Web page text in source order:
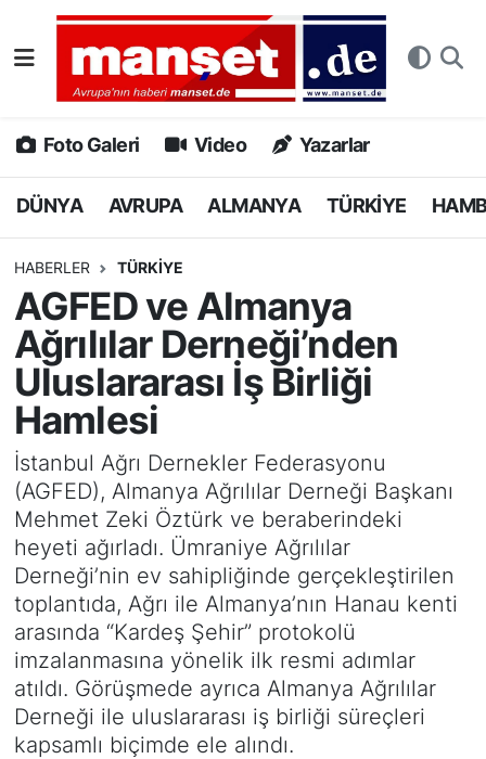
Foto Galeri Video Yazarlar
DÜNYA AVRUPA ALMANYA TÜRKİYE
HABERLER TÜRKİYE
AGFED ve Almanya
Ağrılılar Derneği’nden
Uluslararası İş Birliği
Hamlesi
İstanbul Ağrı Dernekler Federasyonu
(AGFED), Almanya Ağrılılar Derneği Başkanı
Mehmet Zeki Öztürk ve beraberindeki
heyeti ağırladı. Ümraniye Ağrılılar
Derneği’nin ev sahipliğinde gerçekleştirilen
toplantıda, Ağrı ile Almanya’nın Hanau kenti
arasında “Kardeş Şehir” protokolü
imzalanmasına yönelik ilk resmi adımlar
atıldı. Görüşmede ayrıca Almanya Ağrılılar
Derneği ile uluslararası iş birliği süreçleri
kapsamlı biçimde ele alındı.
DÜNYA
AVRUPA
ALMANYA
HAMBURG
SPOR
DEUTSCH
EKONOMİ
SİYASET
SAĞLIK
Nöbetçi Eczaneler
Hava Durumu
Namaz Vakitleri
Puan Durumu ve Fikstür
Tüm Manşetler
Son Dakika Haberleri
Haber Arşivi